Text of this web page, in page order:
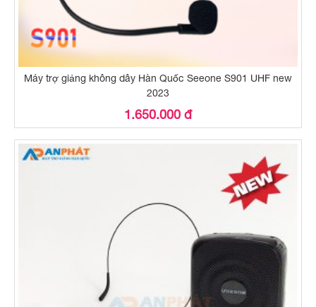
Máy trợ giảng không dây Hàn Quốc Seeone S901 UHF new
2023
1.650.000 đ